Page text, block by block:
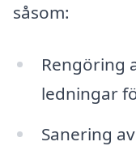
såsom:
Rengöring
ledningar
Sanering